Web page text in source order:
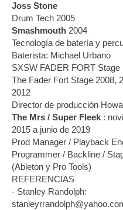
Joss Stone
Drum Tech 2005
Smashmouth 2004
Tecnología de batería y
Baterista: Michael Urbano
SXSW FADER FORT Stage
The Fader Fort Stage 2008,
2012
Director de producción
The Mrs / Super Fleek :
2015 a junio de 2019
Prod Manager / Playback
Programmer / Backline /
(Ableton y Pro Tools)
REFERENCIAS
- Stanley Randolph: